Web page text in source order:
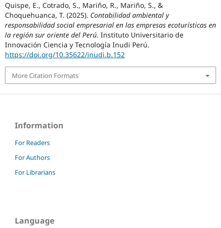
Quispe, E., Cotrado, S., Mariño, R., Mariño, S., &
Choquehuanca, T. (2025). Contabilidad ambiental y
responsabilidad social empresarial en las empresas ecoturísticas en
la región sur oriente del Perú. Instituto Universitario de
Innovación Ciencia y Tecnología Inudi Perú.
https://doi.org/10.35622/inudi.b.152
More Citation Formats
Information
For Readers
For Authors
For Librarians
Language